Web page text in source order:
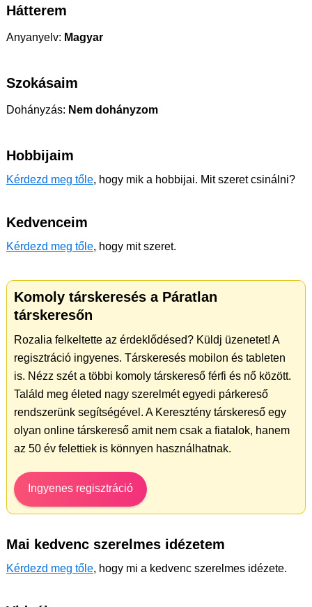
Hátterem
Anyanyelv: Magyar
Szokásaim
Dohányzás: Nem dohányzom
Hobbijaim
Kérdezd meg tőle, hogy mik a hobbijai. Mit szeret csinálni?
Kedvenceim
Kérdezd meg tőle, hogy mit szeret.
Komoly társkeresés a Páratlan
társkeresőn
Rozalia felkeltette az érdeklődésed? Küldj üzenetet! A
regisztráció ingyenes. Társkeresés mobilon és tableten
is. Nézz szét a többi komoly társkereső férfi és nő között.
Találd meg életed nagy szerelmét egyedi párkereső
rendszerünk segítségével. A Keresztény társkereső egy
olyan online társkereső amit nem csak a fiatalok, hanem
az 50 év felettiek is könnyen használhatnak.
Ingyenes regisztráció
Mai kedvenc szerelmes idézetem
Kérdezd meg tőle, hogy mi a kedvenc szerelmes idézete.